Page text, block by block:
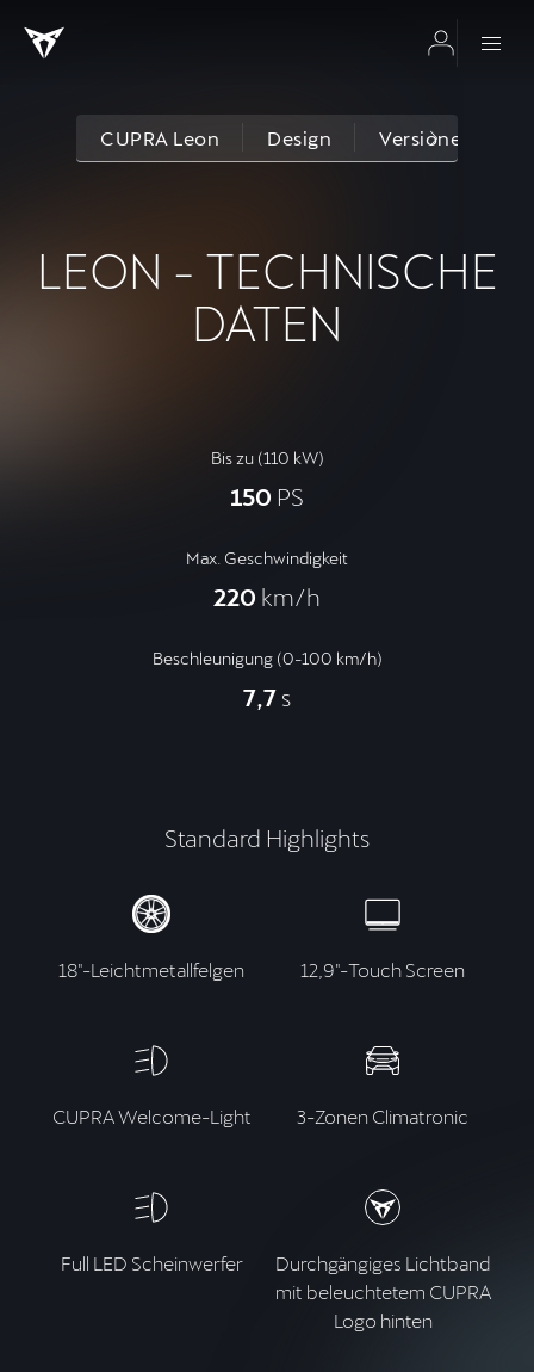
CUPRA Leon Design Versionen und
LEON - TECHNISCHE
DATEN
Bis zu (110 kW)
150 PS
Max. Geschwindigkeit
220 km/h
Beschleunigung (0-100 km/h)
7,7 s
Standard Highlights
18"-Leichtmetallfelgen 12,9"-Touch Screen
CUPRA Welcome-Light 3-Zonen Climatronic
Full LED Scheinwerfer
Durchgängiges Lichtband
mit beleuchtetem CUPRA
Logo hinten